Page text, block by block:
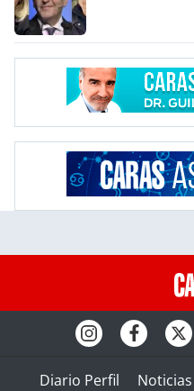
Diario Perfil Noticias